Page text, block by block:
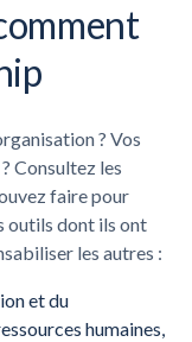
? Vos
Consultez les
faire pour
outils dont ils ont
les autres :
et du
humaines,